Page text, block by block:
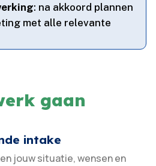
: na akkoord plannen
met alle relevante
gaan
intake
jouw situatie, wensen en